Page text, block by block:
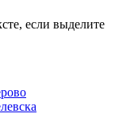
если выделите